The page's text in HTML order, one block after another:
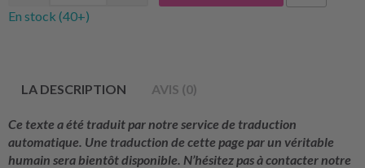
En stock (40+)
LA DESCRIPTION AVIS (0)
Ce texte a été traduit par notre service de traduction
automatique. Une traduction de cette page par un véritable
humain sera bientôt disponible. N’hésitez pas à contacter notre